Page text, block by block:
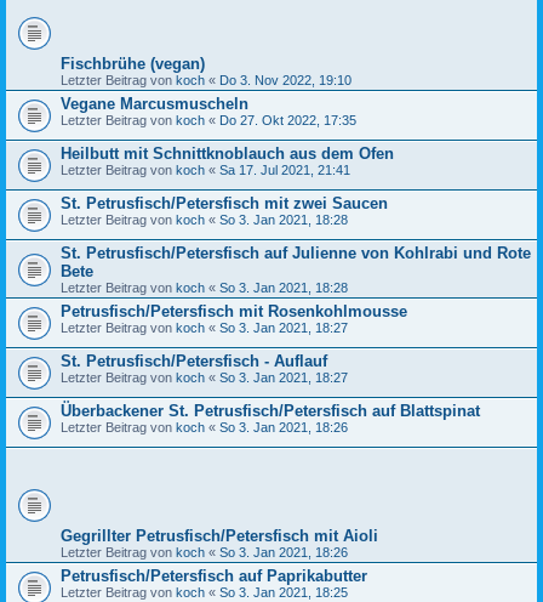
Fischbrühe (vegan)
Letzter Beitrag von koch « Do 3. Nov 2022, 19:10
Vegane Marcusmuscheln
Letzter Beitrag von koch « Do 27. Okt 2022, 17:35
Heilbutt mit Schnittknoblauch aus dem Ofen
Letzter Beitrag von koch « Sa 17. Jul 2021, 21:41
St. Petrusfisch/Petersfisch mit zwei Saucen
Letzter Beitrag von koch « So 3. Jan 2021, 18:28
St. Petrusfisch/Petersfisch auf Julienne von Kohlrabi und Rote
Bete
Letzter Beitrag von koch « So 3. Jan 2021, 18:28
Petrusfisch/Petersfisch mit Rosenkohlmousse
Letzter Beitrag von koch « So 3. Jan 2021, 18:27
St. Petrusfisch/Petersfisch - Auflauf
Letzter Beitrag von koch « So 3. Jan 2021, 18:27
Überbackener St. Petrusfisch/Petersfisch auf Blattspinat
Letzter Beitrag von koch « So 3. Jan 2021, 18:26
Gegrillter Petrusfisch/Petersfisch mit Aioli
Letzter Beitrag von koch « So 3. Jan 2021, 18:26
Petrusfisch/Petersfisch auf Paprikabutter
Letzter Beitrag von koch « So 3. Jan 2021, 18:25